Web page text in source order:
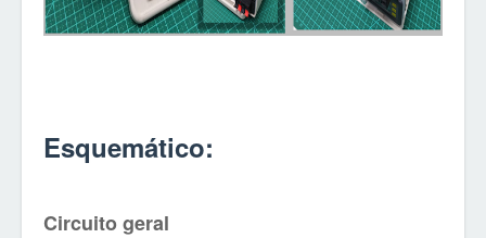
Esquemático:
Circuito geral